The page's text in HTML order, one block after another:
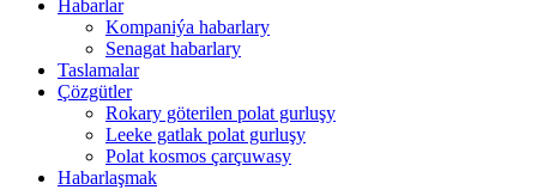
Habarlar
Kompaniýa habarlary
Senagat habarlary
Taslamalar
Çözgütler
Rokary göterilen polat gurluşy
Leeke gatlak polat gurluşy
Polat kosmos çarçuwasy
Habarlaşmak